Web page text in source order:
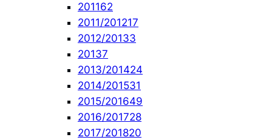
201162
2011/201217
2012/20133
20137
2013/201424
2014/201531
2015/201649
2016/201728
2017/201820